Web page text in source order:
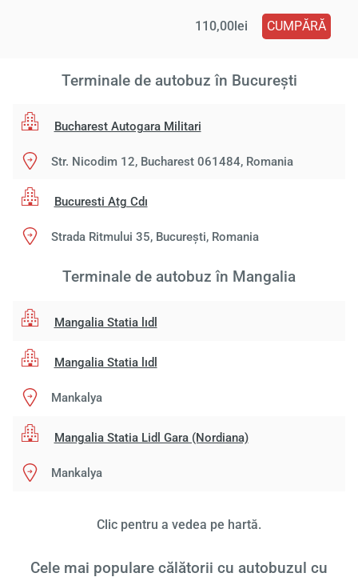
110,00lei CUMPĂRĂ
Terminale de autobuz în București
Bucharest Autogara Militari
Str. Nicodim 12, Bucharest 061484, Romania
Bucuresti Atg Cdı
Strada Ritmului 35, București, Romania
Terminale de autobuz în Mangalia
Mangalia Statia lıdl
Mangalia Statia lıdl
Mankalya
Mangalia Statia Lidl Gara (Nordiana)
Mankalya
Clic pentru a vedea pe hartă.
Cele mai populare călătorii cu autobuzul cu